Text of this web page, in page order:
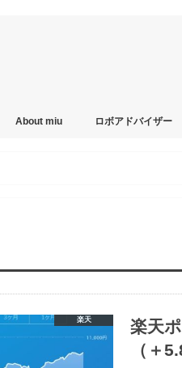
About miu ロボアドバイザー
楽天
楽天
（＋